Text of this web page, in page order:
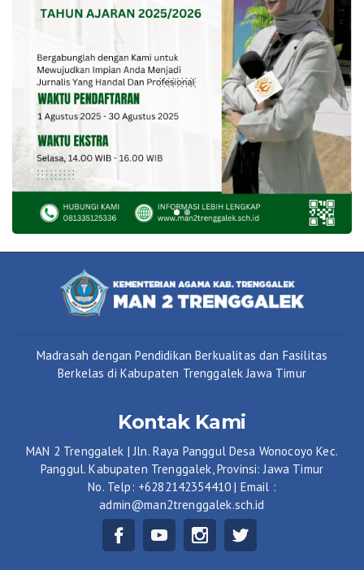
Madrasah dengan Pendidikan Berkualitas dan Fasilitas
Berkelas di Kabupaten Trenggalek Jawa Timur
Kontak Kami
MAN 2 Trenggalek | Jln. Raya Panggul Desa Wonocoyo Kec.
Panggul. Kabupaten Trenggalek, Provinsi: Jawa Timur
No. Telp: +6282142354410 | Email :
admin@man2trenggalek.sch.id